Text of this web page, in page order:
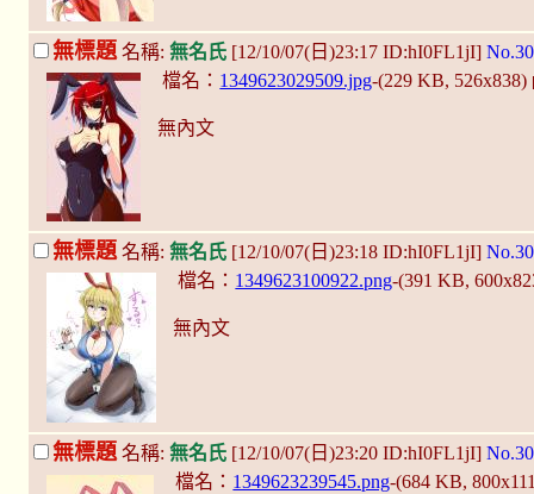
無標題 名稱: 無名氏 [12/10/07(日)23:17 ID:hI0FL1jI]
檔名： 1349623029509.jpg-(229 KB, 526x838)
無內文
無標題 名稱: 無名氏 [12/10/07(日)23:18 ID:hI0FL1jI]
檔名： 1349623100922.png-(391 KB,
無內文
無標題 名稱: 無名氏 [12/10/07(日)23:20 ID:hI0FL1jI]
檔名： 1349623239545.png-(684 KB,